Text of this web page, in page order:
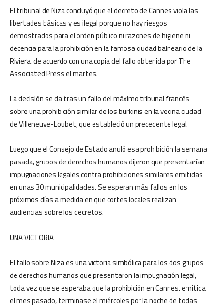
El tribunal de Niza concluyó que el decreto de Cannes viola las
libertades básicas y es ilegal porque no hay riesgos
demostrados para el orden público ni razones de higiene ni
decencia para la prohibición en la famosa ciudad balneario de la
Riviera, de acuerdo con una copia del fallo obtenida por The
Associated Press el martes.
La decisión se da tras un fallo del máximo tribunal francés
sobre una prohibición similar de los burkinis en la vecina ciudad
de Villeneuve-Loubet, que estableció un precedente legal.
Luego que el Consejo de Estado anuló esa prohibición la semana
pasada, grupos de derechos humanos dijeron que presentarían
impugnaciones legales contra prohibiciones similares emitidas
en unas 30 municipalidades. Se esperan más fallos en los
próximos días a medida en que cortes locales realizan
audiencias sobre los decretos.
UNA VICTORIA
El fallo sobre Niza es una victoria simbólica para los dos grupos
de derechos humanos que presentaron la impugnación legal,
toda vez que se esperaba que la prohibición en Cannes, emitida
el mes pasado, terminase el miércoles por la noche de todas